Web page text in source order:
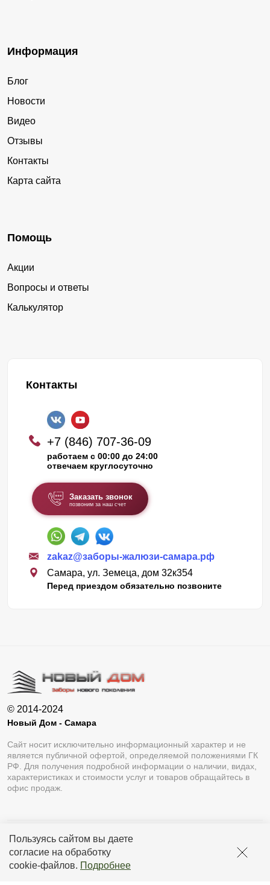
Пользуясь сайтом вы даете
согласие на обработку
cookie-файлов. Подробнее
Информация
Блог
Новости
Видео
Отзывы
Контакты
Карта сайта
Помощь
Акции
Вопросы и ответы
Калькулятор
Контакты
+7 (846) 707-36-09
работаем с 00:00 до 24:00
отвечаем круглосуточно
Заказать звонок
позвоним за наш счет
zakaz@заборы-жалюзи-самара.рф
Самара, ул. Земеца, дом 32к354
Перед приездом обязательно позвоните
© 2014-2024
Новый Дом - Самара
Сайт носит исключительно информационный характер и не
является публичной офертой, определяемой положениями ГК
РФ. Для получения подробной информации о наличии, видах,
характеристиках и стоимости услуг и товаров обращайтесь в
офис продаж.
Разработка сайтаLukevium
Политика конфиденциальности